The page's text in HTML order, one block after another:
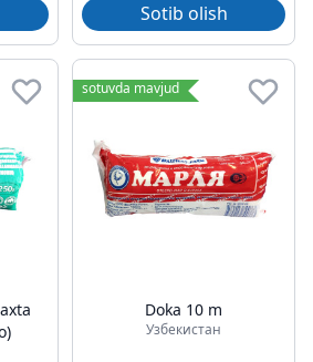
Sotib olish
sotuvda mavjud
Doka 10 m
Узбекистан